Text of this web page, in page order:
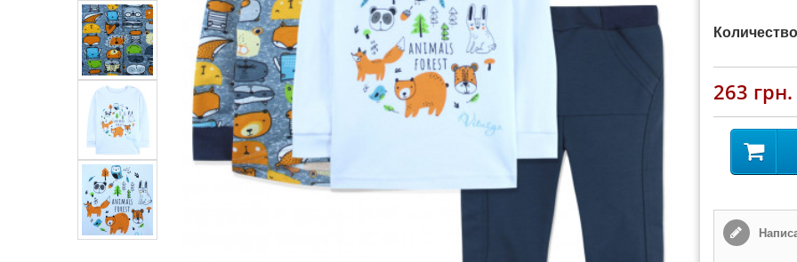
263 грн.